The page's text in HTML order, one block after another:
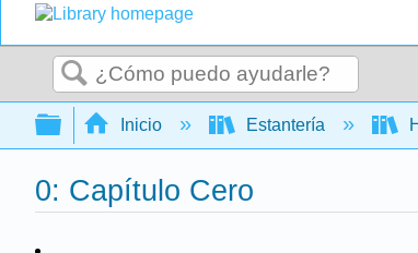
Buscar
Expandir/contraer jerarquía
Inicio Estantería
0: Capítulo Cero